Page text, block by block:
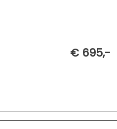
€ 695,-